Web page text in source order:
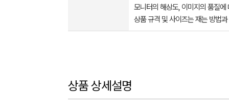
모니터의 해상도, 이미지의 품질
상품 규격 및 사이즈는 재는 방법
상품 상세설명